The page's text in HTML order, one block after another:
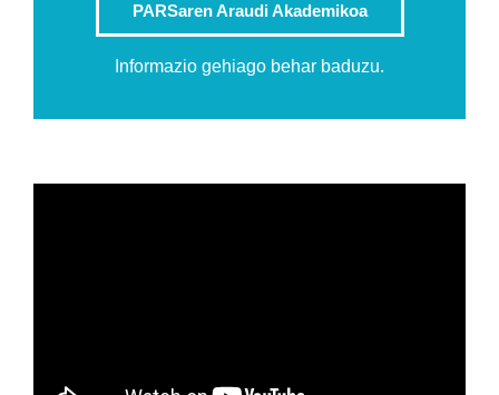
PARSaren Araudi Akademikoa
Informazio gehiago behar baduzu.